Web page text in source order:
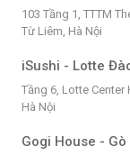
103 Tầng 1, TTTM
Từ Liêm, Hà Nội
iSushi - Lotte
Tầng 6, Lotte Center
Hà Nội
Gogi House - Gò